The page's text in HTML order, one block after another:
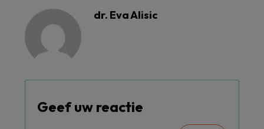
dr. Eva Alisic
Geef uw reactie